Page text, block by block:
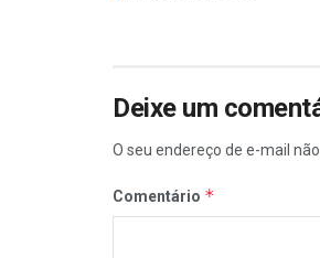
Deixe um
O seu endereço de e-mail
Comentário *